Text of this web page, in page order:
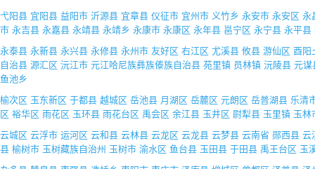
弋阳县 宜阳县 益阳市 沂源县 宜章县 仪征市 宜州市 义竹乡 永安市 永安区 永
市 永吉县 永嘉县 永靖县 永靖乡 永康市 永康区 永年县 邕宁区 永宁县 永平县
永泰县 永新县 永兴县 永修县 永州市 友好区 右江区 尤溪县 攸县 游仙区 酉阳
自治县 源汇区 沅江市 元江哈尼族彝族傣族自治县 苑里镇 员林镇 沅陵县 元谋
鱼池乡
榆次区 玉东新区 于都县 越城区 岳池县 月湖区 岳麓区 元朗区 岳普湖县 乐清
区 裕华区 雨花区 玉环县 雨花台区 禹会区 余江县 玉井区 尉犁县 玉里镇 玉林
云城区 云浮市 运河区 云和县 云林县 云龙区 云龙县 云梦县 云南省 郧西县 云
县 榆树市 玉树藏族自治州 玉树市 渝水区 鱼台县 玉田县 于田县 禹王台区 玉